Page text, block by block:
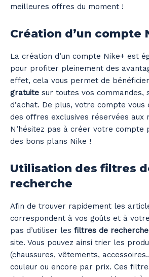
meilleures offres du moment !
Création d’un compte
La création d’un compte Nike+ est
pour profiter pleinement des
effet, cela vous permet de
gratuite sur toutes vos commandes,
d’achat. De plus, votre compte vous
des offres exclusives réservées aux
N’hésitez pas à créer votre compte
des bons plans Nike !
Utilisation des filtres
recherche
Afin de trouver rapidement les
correspondent à vos goûts et à
pas d’utiliser les filtres de recherche
site. Vous pouvez ainsi trier les
(chaussures, vêtements,
couleur ou encore par prix. Ces